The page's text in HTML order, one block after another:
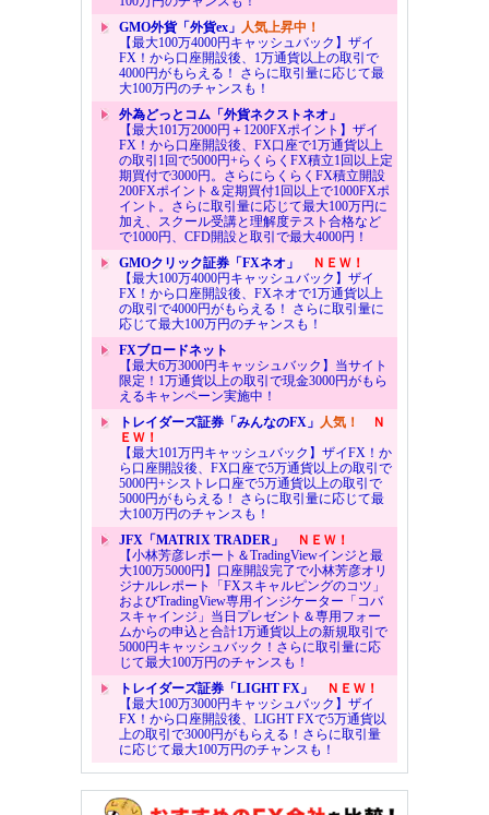
GMO外貨「外貨ex」 人気上昇中！
【最大100万4000円キャッシュバック】ザイ
FX！から口座開設後、1万通貨以上の取引で
4000円がもらえる！ さらに取引量に応じて最
大100万円のチャンスも！
外為どっとコム「外貨ネクストネオ」
【最大101万2000円＋1200FXポイント】ザイ
FX！から口座開設後、FX口座で1万通貨以上
の取引1回で5000円+らくらくFX積立1回以上定
期買付で3000円。さらにらくらくFX積立開設
200FXポイント＆定期買付1回以上で1000FXポ
イント。さらに取引量に応じて最大100万円に
加え、スクール受講と理解度テスト合格など
で1000円、CFD開設と取引で最大4000円！
GMOクリック証券「FXネオ」
ＮＥＷ！
【最大100万4000円キャッシュバック】ザイ
FX！から口座開設後、FXネオで1万通貨以上
の取引で4000円がもらえる！ さらに取引量に
応じて最大100万円のチャンスも！
FXブロードネット
【最大6万3000円キャッシュバック】当サイト
限定！1万通貨以上の取引で現金3000円がもら
えるキャンペーン実施中！
トレイダーズ証券「みんなのFX」 人気！
Ｎ
ＥＷ！
【最大101万円キャッシュバック】ザイFX！か
ら口座開設後、FX口座で5万通貨以上の取引で
5000円+シストレ口座で5万通貨以上の取引で
5000円がもらえる！ さらに取引量に応じて最
大100万円のチャンスも！
JFX「MATRIX TRADER」
ＮＥＷ！
【小林芳彦レポート＆TradingViewインジと最
大100万5000円】口座開設完了で小林芳彦オリ
ジナルレポート「FXスキャルピングのコツ」
およびTradingView専用インジケーター「コバ
スキャインジ」当日プレゼント＆専用フォー
ムからの申込と合計1万通貨以上の新規取引で
5000円キャッシュバック！さらに取引量に応
じて最大100万円のチャンスも！
トレイダーズ証券「LIGHT FX」
ＮＥＷ！
【最大100万3000円キャッシュバック】ザイ
FX！から口座開設後、LIGHT FXで5万通貨以
上の取引で3000円がもらえる！さらに取引量
に応じて最大100万円のチャンスも！